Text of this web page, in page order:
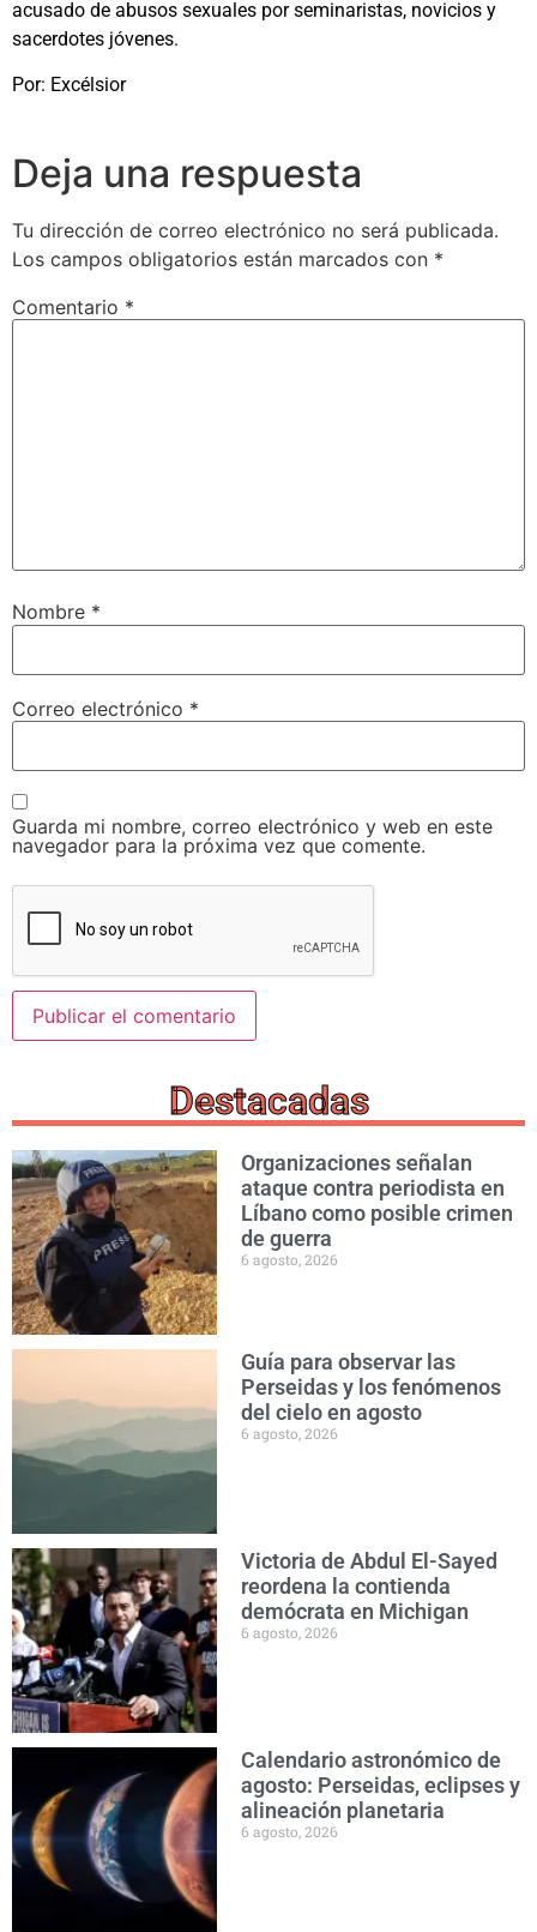
acusado de abusos sexuales por seminaristas, novicios y
sacerdotes jóvenes.
Por: Excélsior
Deja una respuesta
Tu dirección de correo electrónico no será publicada.
Los campos obligatorios están marcados con *
Comentario *
Nombre *
Correo electrónico *
Guarda mi nombre, correo electrónico y web en este
navegador para la próxima vez que comente.
Destacadas
Organizaciones señalan
ataque contra periodista en
Líbano como posible crimen
de guerra
6 agosto, 2026
Guía para observar las
Perseidas y los fenómenos
del cielo en agosto
6 agosto, 2026
Victoria de Abdul El-Sayed
reordena la contienda
demócrata en Michigan
6 agosto, 2026
Calendario astronómico de
agosto: Perseidas, eclipses y
alineación planetaria
6 agosto, 2026